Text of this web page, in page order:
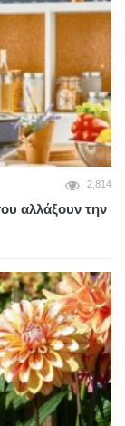
2,814
αλλάξουν την